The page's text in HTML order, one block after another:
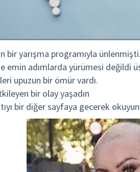
bir yarışma programıyla
emin adımlarda yürümesi değildi
upuzun bir ömür vardı.
bir olay yaşadın
bir diğer sayfaya gecerek